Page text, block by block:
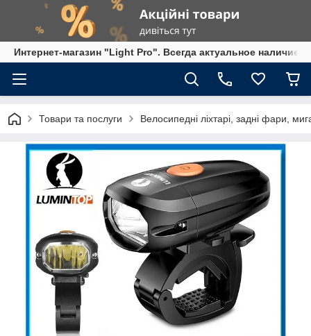
Интернет-магазин "Light Pro". Всегда актуальное
Товари та послуги Велосипедні ліхтарі, задні фари,